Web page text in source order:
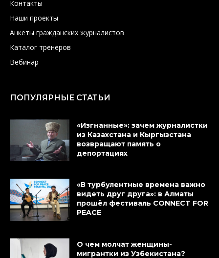
Контакты
Наши проекты
Анкеты гражданских журналистов
Каталог тренеров
Вебинар
ПОПУЛЯРНЫЕ СТАТЬИ
«Изгнанные»: зачем журналистки
из Казахстана и Кыргызстана
возвращают память о
депортациях
«В турбулентные времена важно
видеть друг друга»: в Алматы
прошёл фестиваль CONNECT FOR
PEACE
О чем молчат женщины-
мигрантки из Узбекистана?